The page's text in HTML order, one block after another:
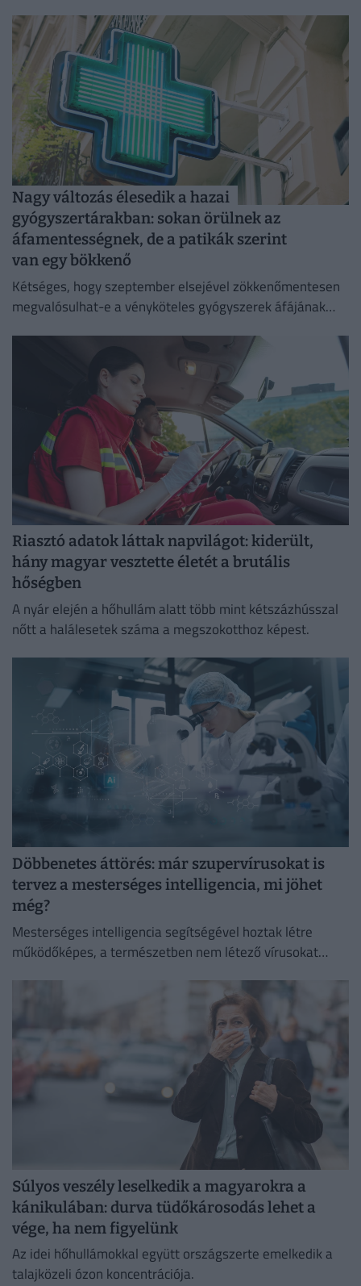
Nagy változás élesedik a hazai
gyógyszertárakban: sokan örülnek az
áfamentességnek, de a patikák szerint
van egy bökkenő
Kétséges, hogy szeptember elsejével zökkenőmentesen
megvalósulhat-e a vényköteles gyógyszerek áfájának
Riasztó adatok láttak napvilágot: kiderült,
hány magyar vesztette életét a brutális
hőségben
A nyár elején a hőhullám alatt több mint kétszázhússzal
nőtt a halálesetek száma a megszokotthoz képest.
Döbbenetes áttörés: már szupervírusokat is
tervez a mesterséges intelligencia, mi jöhet
még?
Mesterséges intelligencia segítségével hoztak létre
működőképes, a természetben nem létező vírusokat
Súlyos veszély leselkedik a magyarokra a
kánikulában: durva tüdőkárosodás lehet a
vége, ha nem figyelünk
Az idei hőhullámokkal együtt országszerte emelkedik a
talajközeli ózon koncentrációja.